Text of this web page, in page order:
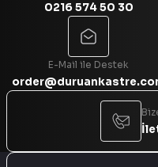
0216 574 50 30
E-Mail ile Destek